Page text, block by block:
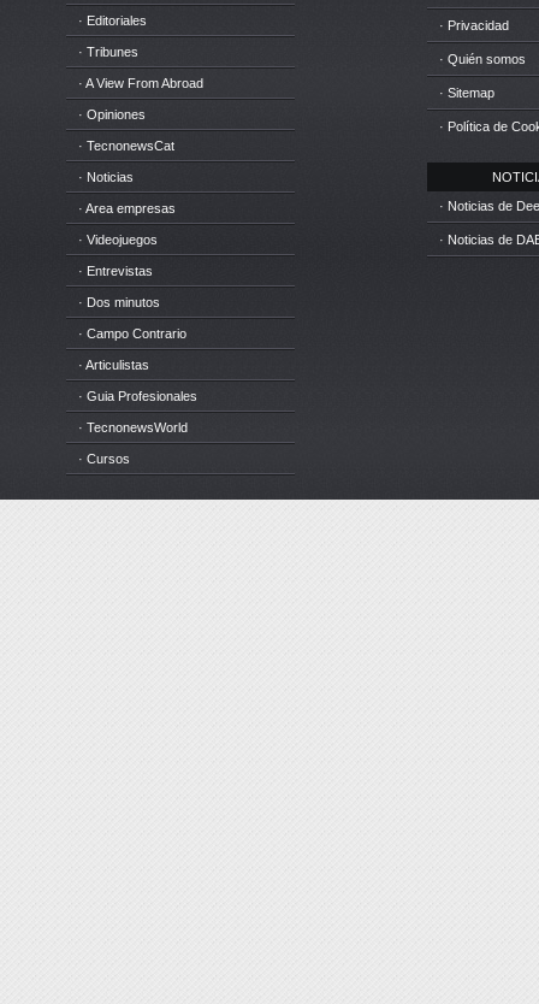
· Editoriales
· Tribunes
· A View From Abroad
· Opiniones
· TecnonewsCat
· Noticias
· Area empresas
· Videojuegos
· Entrevistas
· Dos minutos
· Campo Contrario
· Articulistas
· Guia Profesionales
· TecnonewsWorld
· Cursos
· Privacidad
· Quién somos
· Sitemap
· Política de
· Noticias de
· Noticias de